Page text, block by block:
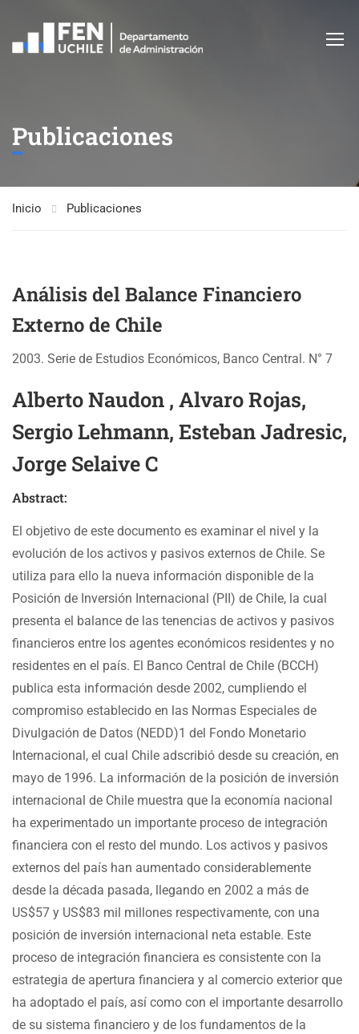
Publicaciones
Inicio Publicaciones
Análisis del Balance Financiero
Externo de Chile
2003. Serie de Estudios Económicos, Banco Central. N° 7
Alberto Naudon , Alvaro Rojas,
Sergio Lehmann, Esteban Jadresic,
Jorge Selaive C
Abstract:
El objetivo de este documento es examinar el nivel y la
evolución de los activos y pasivos externos de Chile. Se
utiliza para ello la nueva información disponible de la
Posición de Inversión Internacional (PII) de Chile, la cual
presenta el balance de las tenencias de activos y pasivos
financieros entre los agentes económicos residentes y no
residentes en el país. El Banco Central de Chile (BCCH)
publica esta información desde 2002, cumpliendo el
compromiso establecido en las Normas Especiales de
Divulgación de Datos (NEDD)1 del Fondo Monetario
Internacional, el cual Chile adscribió desde su creación, en
mayo de 1996. La información de la posición de inversión
internacional de Chile muestra que la economía nacional
ha experimentado un importante proceso de integración
financiera con el resto del mundo. Los activos y pasivos
externos del país han aumentado considerablemente
desde la década pasada, llegando en 2002 a más de
US$57 y US$83 mil millones respectivamente, con una
posición de inversión internacional neta estable. Este
proceso de integración financiera es consistente con la
estrategia de apertura financiera y al comercio exterior que
ha adoptado el país, así como con el importante desarrollo
de su sistema financiero y de los fundamentos de la